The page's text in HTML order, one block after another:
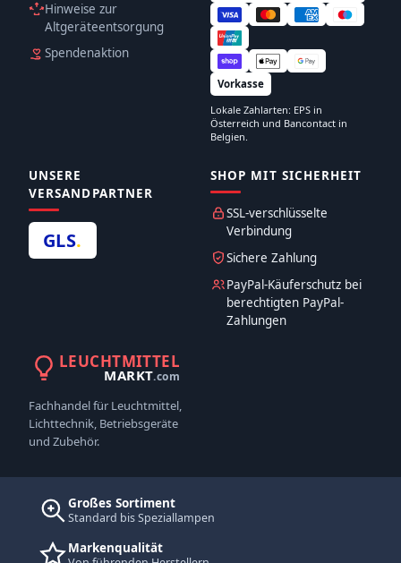
Hinweise zur
Altgeräteentsorgung
Spendenaktion
Vorkasse
Lokale Zahlarten: EPS in
Österreich und Bancontact in
Belgien.
UNSERE
VERSANDPARTNER
GLS.
SHOP MIT SICHERHEIT
SSL-verschlüsselte
Verbindung
Sichere Zahlung
PayPal-Käuferschutz bei
berechtigten PayPal-
Zahlungen
LEUCHTMITTEL
MARKT.com
Fachhandel für Leuchtmittel,
Lichttechnik, Betriebsgeräte
und Zubehör.
Großes Sortiment
Standard bis Speziallampen
Markenqualität